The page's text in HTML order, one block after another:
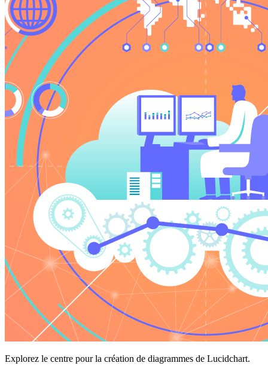
Explorez le centre pour la création de diagrammes de Lucidchart.